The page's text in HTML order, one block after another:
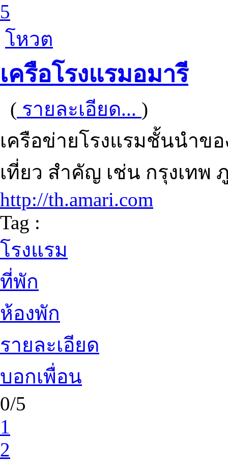
5
โหวต
เครือโรงแรมอมารี
( รายละเอียด... )
เครือข่ายโรงแรมชั้นนำข
เที่ยว สำคัญ เช่น กรุงเทพ
http://th.amari.com
Tag :
โรงแรม
ที่พัก
ห้องพัก
รายละเอียด
บอกเพื่อน
0/5
1
2